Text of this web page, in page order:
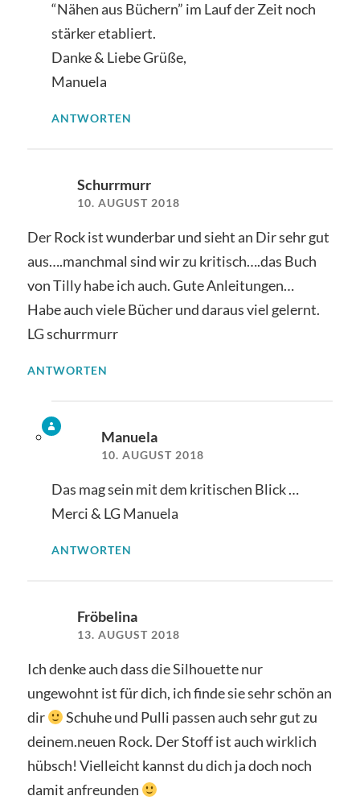
“Nähen aus Büchern” im Lauf der Zeit noch
stärker etabliert.
Danke & Liebe Grüße,
Manuela
ANTWORTEN
Schurrmurr
10. AUGUST 2018
Der Rock ist wunderbar und sieht an Dir sehr gut
aus….manchmal sind wir zu kritisch….das Buch
von Tilly habe ich auch. Gute Anleitungen…
Habe auch viele Bücher und daraus viel gelernt.
LG schurrmurr
ANTWORTEN
Manuela
10. AUGUST 2018
Das mag sein mit dem kritischen Blick …
Merci & LG Manuela
ANTWORTEN
Fröbelina
13. AUGUST 2018
Ich denke auch dass die Silhouette nur
ungewohnt ist für dich, ich finde sie sehr schön an
dir
Schuhe und Pulli passen auch sehr gut zu
deinem.neuen Rock. Der Stoff ist auch wirklich
hübsch! Vielleicht kannst du dich ja doch noch
damit anfreunden